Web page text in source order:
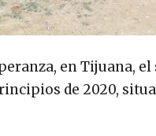
en Tijuana,
de 2020,